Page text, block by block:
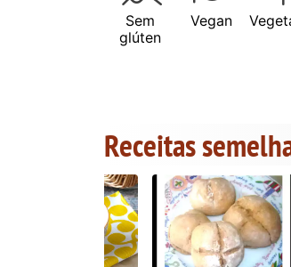
Sem
glúten
Vegan
Receitas